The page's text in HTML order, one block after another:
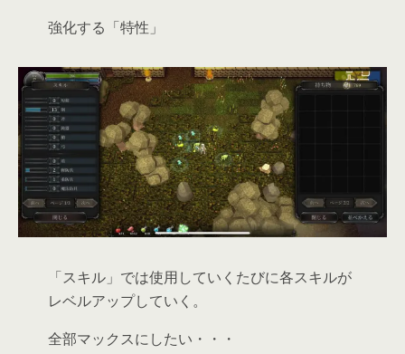
強化する「特性」
「スキル」では使用していくたびに各スキルが
レベルアップしていく。
全部マックスにしたい・・・